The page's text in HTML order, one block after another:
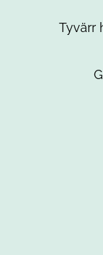
Tyvärr